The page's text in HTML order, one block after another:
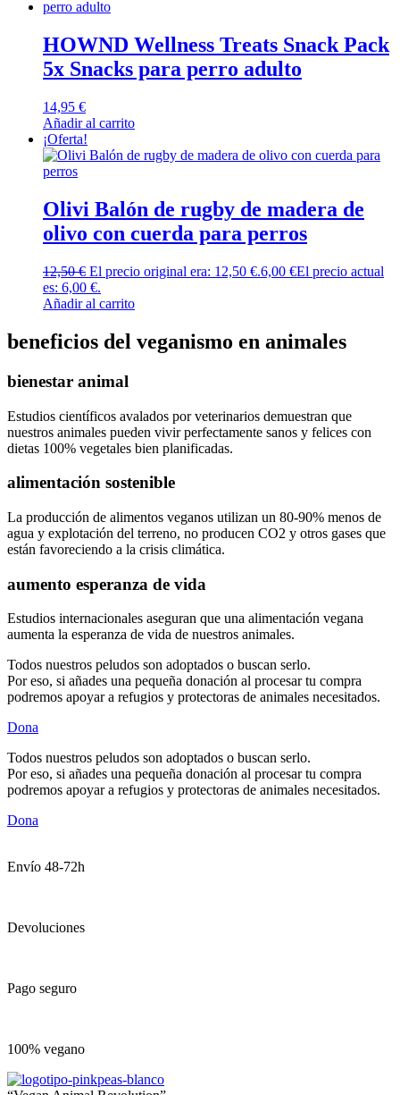
HOWND Wellness Treats Snack Pack
5x Snacks para perro adulto
14,95 €
Añadir al carrito
¡Oferta!
Olivi Balón de rugby de madera de
olivo con cuerda para perros
12,50€ El precio original era: 12,50 €.6,00 €El precio actual
es: 6,00 €.
Añadir al carrito
beneficios del veganismo en animales
bienestar animal
Estudios científicos avalados por veterinarios demuestran que
nuestros animales pueden vivir perfectamente sanos y felices con
dietas 100% vegetales bien planificadas.
alimentación sostenible
La producción de alimentos veganos utilizan un 80-90% menos de
agua y explotación del terreno, no producen CO2 y otros gases que
están favoreciendo a la crisis climática.
aumento esperanza de vida
Estudios internacionales aseguran que una alimentación vegana
aumenta la esperanza de vida de nuestros animales.
Todos nuestros peludos son adoptados o buscan serlo.
Por eso, si añades una pequeña donación al procesar tu compra
podremos apoyar a refugios y protectoras de animales necesitados.
Dona
Todos nuestros peludos son adoptados o buscan serlo.
Por eso, si añades una pequeña donación al procesar tu compra
podremos apoyar a refugios y protectoras de animales necesitados.
Dona
Envío 48-72h
Devoluciones
Pago seguro
100% vegano